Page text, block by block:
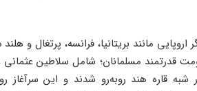
مانند بریتانیا، فرانسه، پرتغال و هلند
قدرتمند مسلمانان؛ شامل سلاطین عثمانی
قاره هند روبه‌رو شدند و این سرآغاز